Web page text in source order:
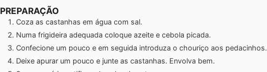
PREPARAÇÃO
Coza as castanhas em água com sal.
Numa frigideira adequada coloque azeite e cebola picada.
Confecione um pouco e em seguida introduza o chouriço aos pedacinhos.
Deixe apurar um pouco e junte as castanhas. Envolva bem.